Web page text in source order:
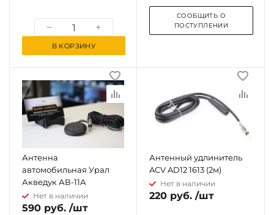
В КОРЗИНУ
СООБЩИТЬ О
ПОСТУПЛЕНИИ
Антенна
автомобильная Урал
Акведук АВ-11А
Нет в наличии
590 руб. /шт
Антенный удлинитель
ACV AD12 1613 (2м)
Нет в наличии
220 руб. /шт